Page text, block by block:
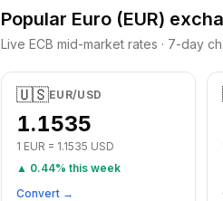
Popular Euro (EUR)
Live ECB mid-market rates · 7-day
🇺🇸EUR/USD
1.1535
1 EUR = 1.1535 USD
▲ 0.44% this week
Convert →